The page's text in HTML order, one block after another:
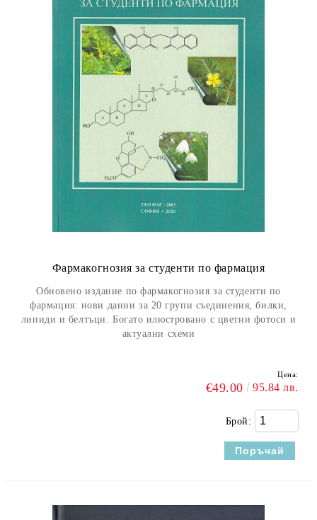
Фармакогнозия за студенти по фармация
Обновено издание по фармакогнозия за студенти по
фармация: нови данни за 20 групи съединения, билки,
липиди и белтъци. Богато илюстровано с цветни фотоси и
актуални схеми
Цена:
€49.00 95.84 лв.
Брой: